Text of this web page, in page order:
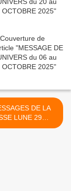
DE LA
LUNE 29
SEPTEMBRE 2020 >